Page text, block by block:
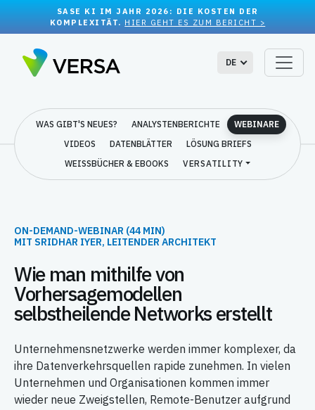
SASE KI IM JAHR 2026: DIE KOSTEN DER
KOMPLEXITÄT. HIER GEHT ES ZUM BERICHT >
DE
WAS GIBT'S NEUES? ANALYSTENBERICHTE
WEBINARE
VIDEOS
DATENBLÄTTER
LÖSUNG BRIEFS
WEISSBÜCHER & EBOOKS
VERSATILITY
ON-DEMAND-WEBINAR (44 MIN)
MIT SRIDHAR IYER, LEITENDER ARCHITEKT
Wie man mithilfe von
Vorhersagemodellen
selbstheilende Networks erstellt
Unternehmensnetzwerke werden immer komplexer, da
ihre Datenverkehrsquellen rapide zunehmen. In vielen
Unternehmen und Organisationen kommen immer
wieder neue Zweigstellen, Remote-Benutzer aufgrund